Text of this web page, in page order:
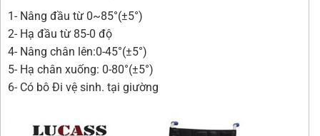
1- Nâng đầu từ 0~85°(±5°)
2- Hạ đầu từ 85-0 độ
4- Nâng chân lên:0-45°(±5°)
5- Hạ chân xuống: 0-80°(±5°)
6- Có bô Đi vệ sinh. tại giường